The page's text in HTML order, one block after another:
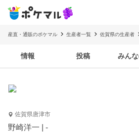
産直・通販のポケマル 生産者一覧 佐賀県の生産者
情報 投稿 みん
佐賀県唐津市
野崎洋一 | -